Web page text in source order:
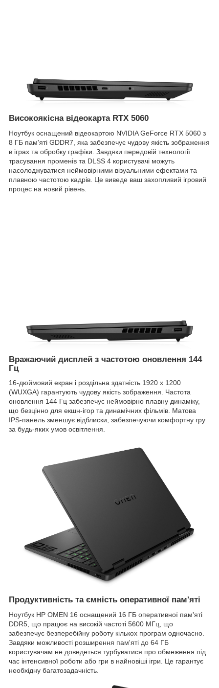
Високоякісна відеокарта RTX 5060
Ноутбук оснащений відеокартою NVIDIA GeForce RTX 5060 з
8 ГБ пам'яті GDDR7, яка забезпечує чудову якість зображення
в іграх та обробку графіки. Завдяки передовій технології
трасування променів та DLSS 4 користувачі можуть
насолоджуватися неймовірними візуальними ефектами та
плавною частотою кадрів. Це виведе ваш захопливий ігровий
процес на новий рівень.
Вражаючий дисплей з частотою оновлення 144
Гц
16-дюймовий екран і роздільна здатність 1920 x 1200
(WUXGA) гарантують чудову якість зображення. Частота
оновлення 144 Гц забезпечує неймовірно плавну динаміку,
що безцінно для екшн-ігор та динамічних фільмів. Матова
IPS-панель зменшує відблиски, забезпечуючи комфортну гру
за будь-яких умов освітлення.
Продуктивність та ємність оперативної пам'яті
Ноутбук HP OMEN 16 оснащений 16 ГБ оперативної пам'яті
DDR5, що працює на високій частоті 5600 МГц, що
забезпечує безперебійну роботу кількох програм одночасно.
Завдяки можливості розширення пам'яті до 64 ГБ
користувачам не доведеться турбуватися про обмеження під
час інтенсивної роботи або гри в найновіші ігри. Це гарантує
необхідну багатозадачність.